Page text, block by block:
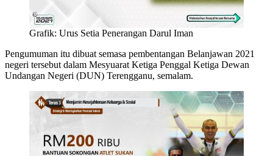
Grafik: Urus Setia Penerangan Darul Iman
Pengumuman itu dibuat semasa pembentangan Belanjawan 2021
negeri tersebut dalam Mesyuarat Ketiga Penggal Ketiga Dewan
Undangan Negeri (DUN) Terengganu, semalam.